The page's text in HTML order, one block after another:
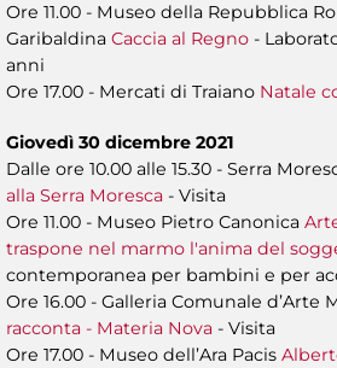
Ore 11.00 - Museo della Repubblica
Garibaldina Caccia al Regno -
anni
Ore 17.00 - Mercati di Traiano Natale
Giovedì 30 dicembre 2021
Dalle ore 10.00 alle 15.30 - Serra
alla Serra Moresca - Visita
Ore 11.00 - Museo Pietro Canonica
traspone nel marmo l'anima del
contemporanea per bambini e per
Ore 16.00 - Galleria Comunale d’Arte
racconta - Materia Nova - Visita
Ore 17.00 - Museo dell’Ara Pacis